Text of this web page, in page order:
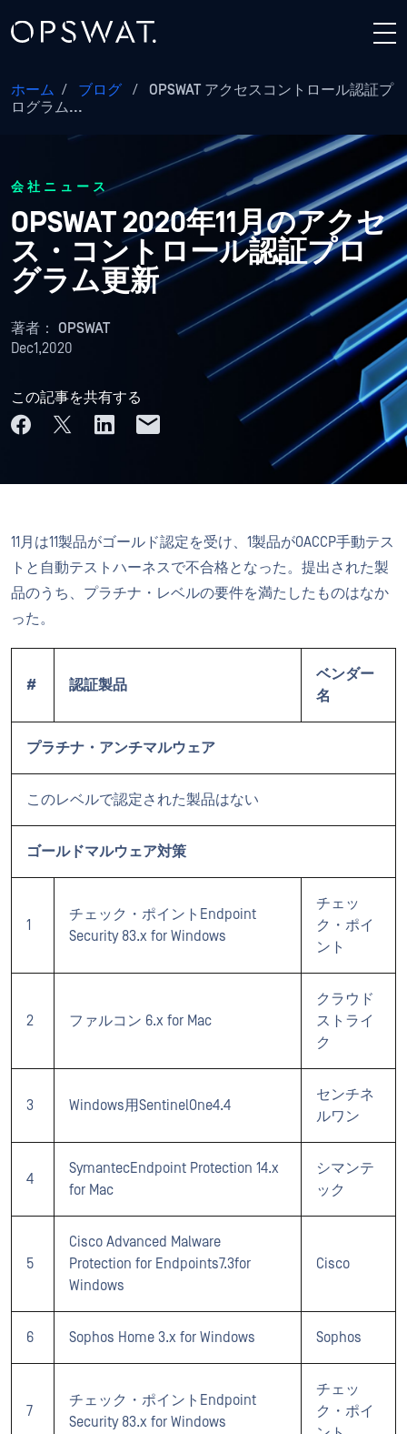
ホーム / ブログ /
OPSWAT アクセスコントロール認証プ
ログラム...
会社ニュース
OPSWAT 2020年11月のアクセ
ス・コントロール認証プロ
グラム更新
著者： OPSWAT
Dec1,2020
この記事を共有する
11月は11製品がゴールド認定を受け、1製品がOACCP手動テス
トと自動テストハーネスで不合格となった。提出された製
品のうち、プラチナ・レベルの要件を満たしたものはなか
った。
# 認証製品
ベンダー
名
プラチナ・アンチマルウェア
このレベルで認定された製品はない
ゴールドマルウェア対策
1
チェック・ポイントEndpoint
Security 83.x for Windows
チェッ
ク・ポイ
ント
2 ファルコン 6.x for Mac
クラウド
ストライ
ク
3 Windows用SentinelOne4.4
センチネ
ルワン
4
SymantecEndpoint Protection 14.x
for Mac
シマンテ
ック
5
Cisco Advanced Malware
Protection for Endpoints7.3for
Windows
Cisco
6 Sophos Home 3.x for Windows Sophos
7
チェック・ポイントEndpoint
Security 83.x for Windows
チェッ
ク・ポイ